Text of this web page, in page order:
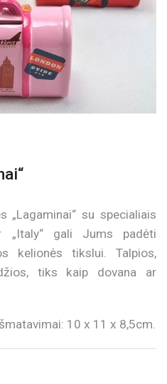
„Lagaminai“ su specialiais
„Italy“ gali Jums padėti
kelionės tikslui. Talpios,
tiks kaip dovana ar
10 x 11 x 8,5cm.